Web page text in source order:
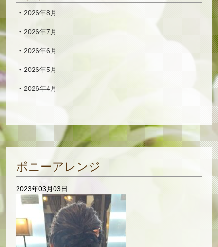
2026年8月
2026年7月
2026年6月
2026年5月
2026年4月
ポニーアレンジ
2023年03月03日